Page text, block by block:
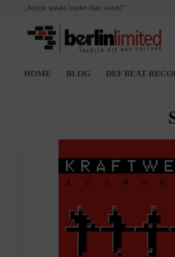
springen
„Action speaks louder than words!“
Limited
Hop
HOME BLOG DEF BEAT